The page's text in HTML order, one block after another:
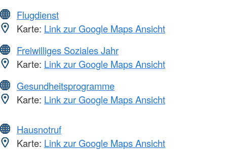
Flugdienst
Karte: Link zur Google Maps Ansicht
Freiwilliges Soziales Jahr
Karte: Link zur Google Maps Ansicht
Gesundheitsprogramme
Karte: Link zur Google Maps Ansicht
Hausnotruf
Karte: Link zur Google Maps Ansicht